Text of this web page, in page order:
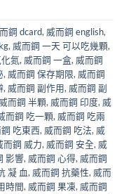
鋼 dcard, 威而鋼 english,
, 威而鋼 一天 可以吃幾顆,
氮, 威而鋼 一盒, 威而鋼
, 威而鋼 保存期限, 威而鋼
, 威而鋼 副作用, 威而鋼 副
威而鋼 半顆, 威而鋼 印度, 威
而鋼 吃一顆, 威而鋼 吃兩
吃東西, 威而鋼 吃法, 威
而鋼 威力, 威而鋼 安全, 威
影響, 威而鋼 心得, 威而鋼
凝 血, 威而鋼 抗藥性, 威而
時間, 威而鋼 果凍, 威而鋼